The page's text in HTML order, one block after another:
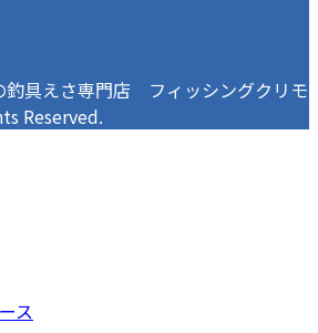
具えさ専門店 フィッシングクリモ
Reserved.
ス